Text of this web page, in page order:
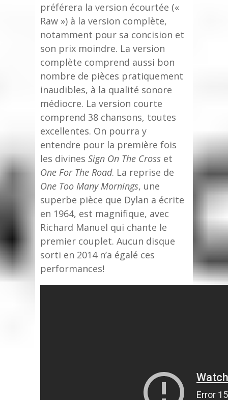
préférera la version écourtée («
Raw ») à la version complète,
notamment pour sa concision et
son prix moindre. La version
complète comprend aussi bon
nombre de pièces pratiquement
inaudibles, à la qualité sonore
médiocre. La version courte
comprend 38 chansons, toutes
excellentes. On pourra y
entendre pour la première fois
les divines Sign On The Cross et
One For The Road. La reprise de
One Too Many Mornings, une
superbe pièce que Dylan a écrite
en 1964, est magnifique, avec
Richard Manuel qui chante le
premier couplet. Aucun disque
sorti en 2014 n’a égalé ces
performances!